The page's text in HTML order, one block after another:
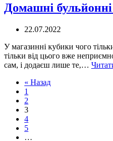
українським
військовим
Домашні
22.07.2022
У магазинні кубики чого
тільки від цього вже
сам, і додаєш лише те,…
« Назад
1
2
3
4
5
…